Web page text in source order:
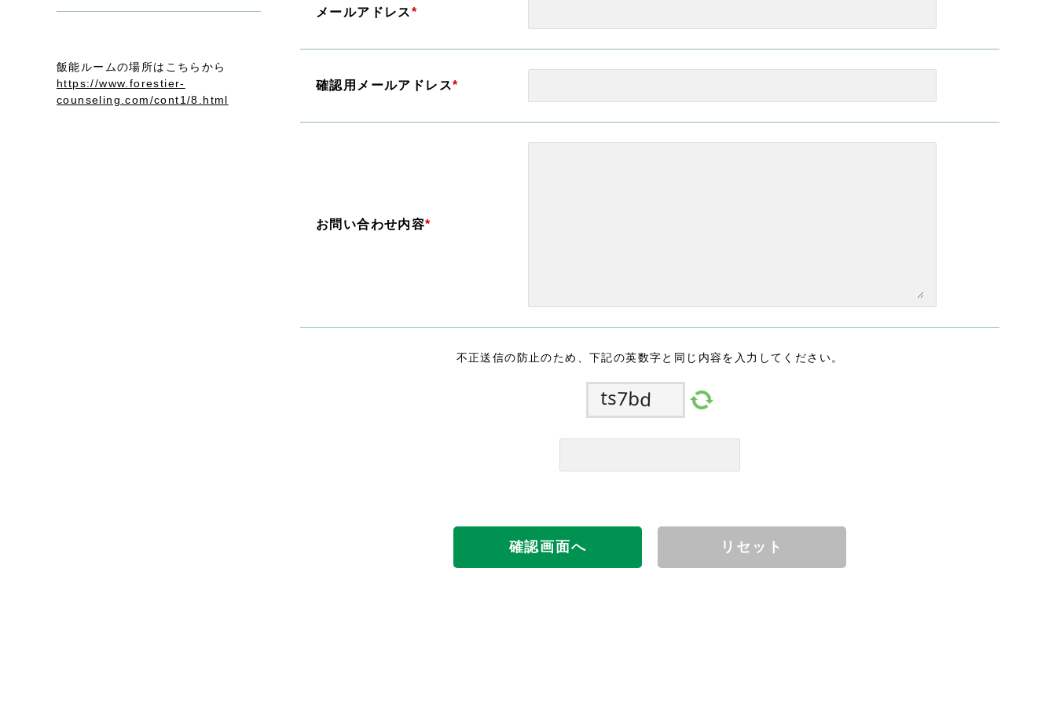
メールアドレス*
確認用メールアドレス*
お問い合わせ内容*
不正送信の防止のため、下記の英数字と同じ内容を入力してください。
飯能ルームの場所はこちらから
https://www.forestier-
counseling.com/cont1/8.html